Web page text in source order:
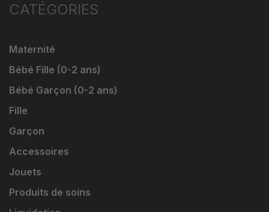
CATÉGORIES
Maternité
Bébé Fille (0-2 ans)
Bébé Garçon (0-2 ans)
Fille
Garçon
Accessoires
Jouets
Produits de soins